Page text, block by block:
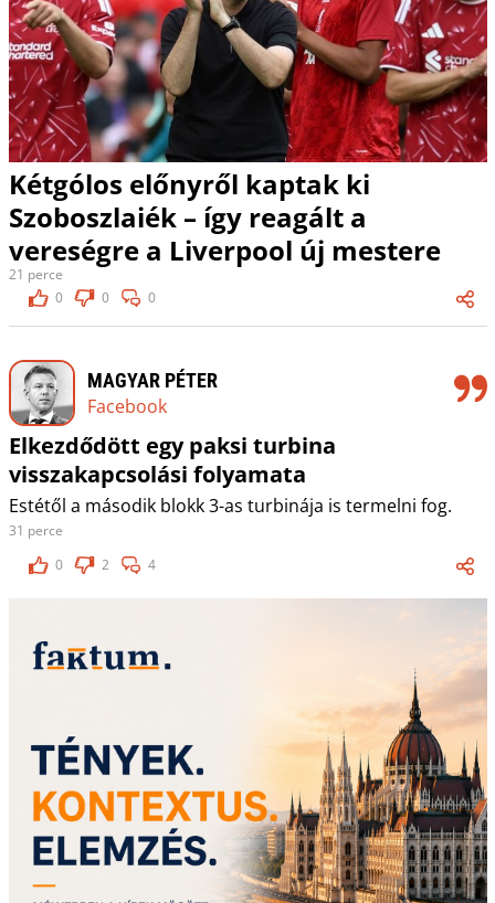
Kétgólos előnyről kaptak ki
Szoboszlaiék – így reagált a
vereségre a Liverpool új mestere
21 perce
0
0 0
MAGYAR PÉTER
Facebook
Elkezdődött egy paksi turbina
visszakapcsolási folyamata
Estétől a második blokk 3-as turbinája is termelni fog.
31 perce
0
2 4